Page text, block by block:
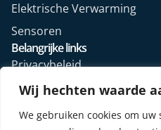
Wij hechten waarde
We gebruiken cookies om
Elektrische Verwarming
Sensoren
Belangrijke links
Privacybeleid
Algemene voorwaarden
Veelgestelde vragen